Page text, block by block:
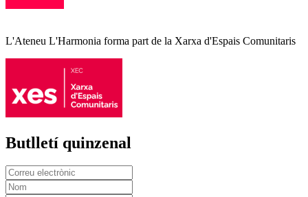
L'Ateneu L'Harmonia forma part de la Xarxa d'Espais Comunitaris
Butlletí quinzenal